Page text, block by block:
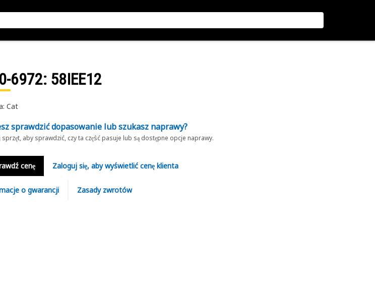
6972: 58IEE12
Cat
sprawdzić dopasowanie lub szukasz naprawy?
aby sprawdzić, czy ta część pasuje lub są dostępne opcje naprawy.
cenę Zaloguj się, aby wyświetlić cenę klienta
o gwarancji Zasady zwrotów